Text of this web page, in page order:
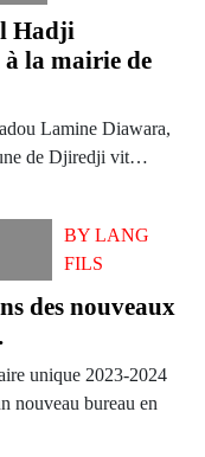
Hadji
la mairie de
Lamine Diawara,
de Djiredji vit…
BY LANG
FILS
des nouveaux
unique 2023-2024
nouveau bureau en